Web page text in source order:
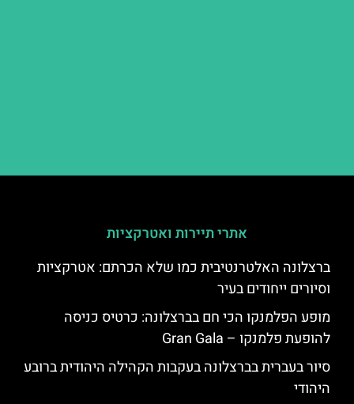
אתרי תיירות ואטרקציות
ברצלונה האלטרנטיבית כמו שלא הכרתם: אטרקציות
וסיורים ייחודים בעיר
מופע הפלמנקו הכי חם בברצלונה: כרטיס כניסה
להופעת פלמנקו – Gran Gala
סיור בעברית בברצלונה בעקבות הקהילה היהודית ברובע
היהודי